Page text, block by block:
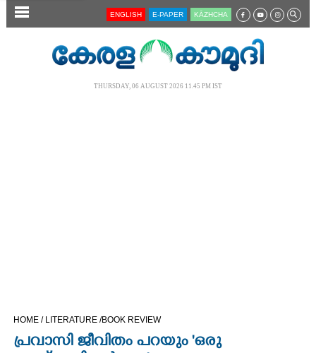
SECTIONS ENGLISH E-PAPER KĀZHCHA
THURSDAY, 06 AUGUST 2026 11.45 PM IST
HOME / LITERATURE /BOOK REVIEW
പ്രവാസി ജീവിതം പറയും 'ഒരു